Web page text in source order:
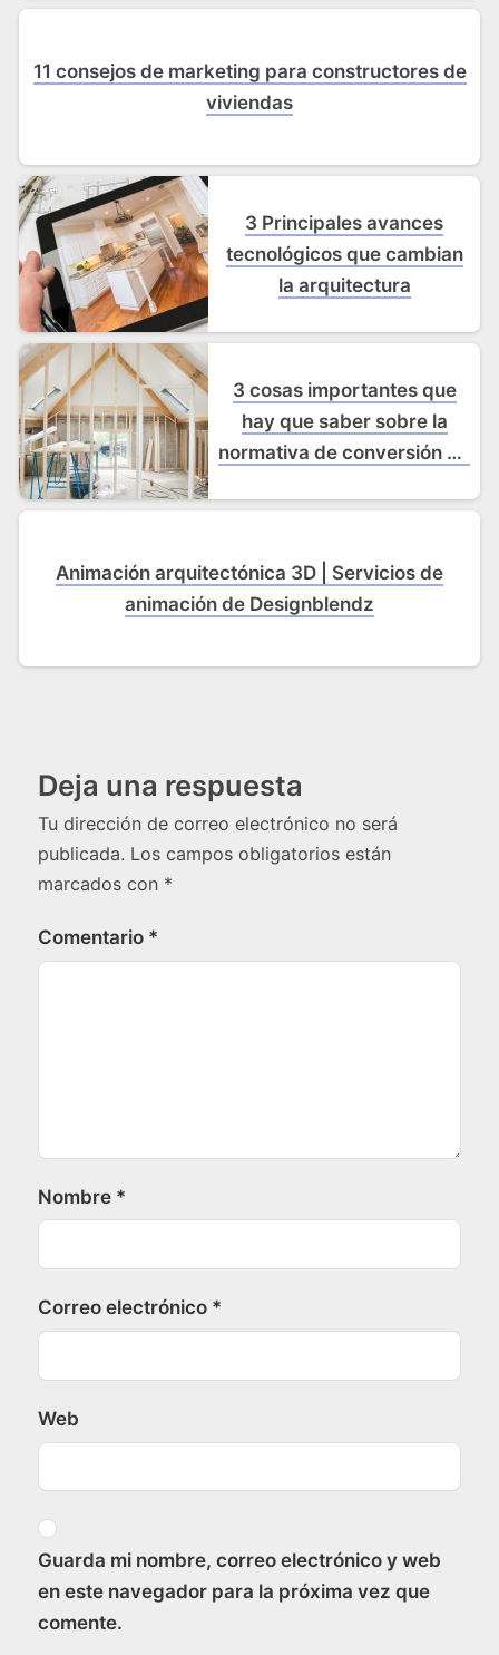
11 consejos de marketing para constructores de
viviendas
3 Principales avances
tecnológicos que cambian
la arquitectura
3 cosas importantes que
hay que saber sobre la
normativa de conversión de
Animación arquitectónica 3D | Servicios de
animación de Designblendz
Deja una respuesta
Tu dirección de correo electrónico no será
publicada. Los campos obligatorios están
marcados con *
Comentario *
Nombre *
Correo electrónico *
Web
Guarda mi nombre, correo electrónico y web
en este navegador para la próxima vez que
comente.